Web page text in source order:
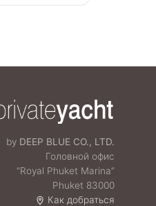
by DEEP BLUE CO., LTD.
Головной офис
“Royal Phuket Marina”
Phuket 83000
Как добраться